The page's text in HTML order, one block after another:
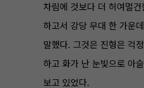
차림에 것보다 더 허여멀
하고서 강당 무대 한 가운
말했다. 그것은 진형은 걱
하고 화가 난 눈빛으로 아
보고 있었다.